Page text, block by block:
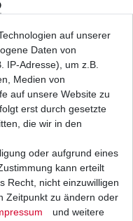
SP Evo
18
SE 10
10
SE 10
11
auf unserer
Daten von
IP-Adresse), um z.B.
Medien von
auf unsere Website zu
erst durch gesetzte
die wir in den
oder aufgrund eines
kann erteilt
Recht, nicht einzuwilligen
Zeitpunkt zu ändern oder
und weitere